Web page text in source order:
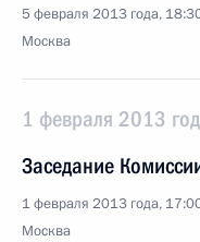
5 февраля 2013 года,
Москва
1 февраля 2013
Заседание
1 февраля 2013 года,
Москва